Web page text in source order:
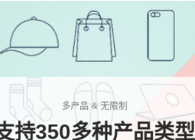
多产品 & 无限制
持350多种产品类型